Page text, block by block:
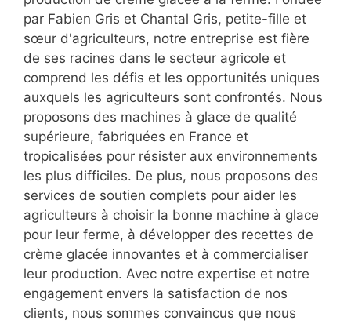
par Fabien Gris et Chantal Gris, petite-fille et
sœur d'agriculteurs, notre entreprise est fière
de ses racines dans le secteur agricole et
comprend les défis et les opportunités uniques
auxquels les agriculteurs sont confrontés. Nous
proposons des machines à glace de qualité
supérieure, fabriquées en France et
tropicalisées pour résister aux environnements
les plus difficiles. De plus, nous proposons des
services de soutien complets pour aider les
agriculteurs à choisir la bonne machine à glace
pour leur ferme, à développer des recettes de
crème glacée innovantes et à commercialiser
leur production. Avec notre expertise et notre
engagement envers la satisfaction de nos
clients, nous sommes convaincus que nous